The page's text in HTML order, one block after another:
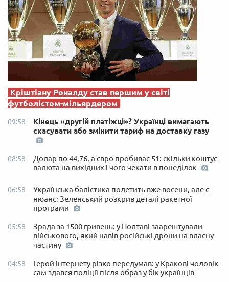
Кріштіану Роналду став першим у світі
футболістом-мільярдером
09:58
Кінець «другій платіжці»? Українці вимагають
скасувати або змінити тариф на доставку газу
08:58
Долар по 44,76, а євро пробиває 51: скільки коштує
валюта на вихідних і чого чекати в понеділок
06:58
Українська балістика полетить вже восени, але є
нюанс: Зеленський розкрив деталі ракетної
програми
05:58
Зрада за 1500 гривень: у Полтаві заарештували
військового, який навів російські дрони на власну
частину
04:58
Герой інтернету різко передумав: у Кракові чоловік
сам здався поліції після образ у бік українців